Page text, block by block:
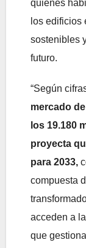
quienes
los edificios
sostenibles
futuro.
“Según
mercado
los 19.180
proyecta
para 2033,
compuesta
acceden a
que